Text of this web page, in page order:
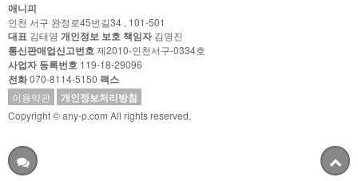
애니피
인천 서구 완정로45번길34 , 101-501
대표 김태영 개인정보 보호 책임자김명진
통신판매업신고번호제2010-인천서구-0334호
사업자 등록번호 119-18-29096
전화070-8114-5150 팩스
이용약관 개인정보처리방침
Copyright © any-p.com All rights reserved.